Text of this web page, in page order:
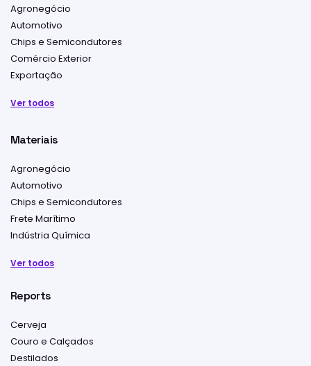
Agronegócio
Automotivo
Chips e Semicondutores
Comércio Exterior
Exportação
Ver todos
Materiais
Agronegócio
Automotivo
Chips e Semicondutores
Frete Marítimo
Indústria Química
Ver todos
Reports
Cerveja
Couro e Calçados
Destilados